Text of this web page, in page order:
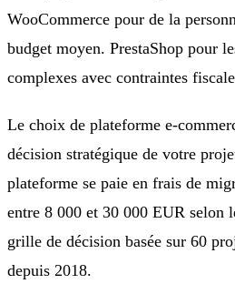
WooCommerce pour de la
budget moyen. PrestaShop pour
complexes avec contraintes
Le choix de plateforme e-
décision stratégique de votre
plateforme se paie en frais de
entre 8 000 et 30 000 EUR selon
grille de décision basée sur 60
depuis 2018.